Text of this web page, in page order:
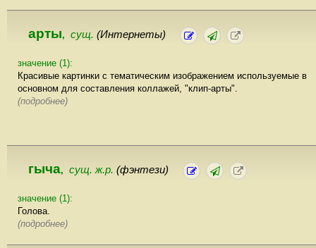
арты, сущ. (Интернеты)
значение (1):
Красивые картинки с тематическим изображением используемые в
основном для составления коллажей, "клип-арты".
(подробнее)
гыча, сущ. ж.р. (фэнтези)
значение (1):
Голова.
(подробнее)